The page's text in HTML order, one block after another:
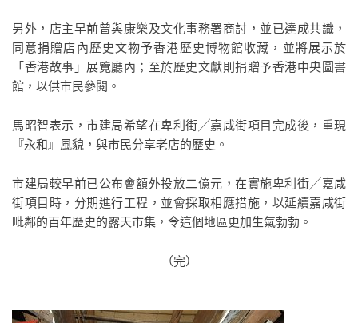
另外，店主早前曾與康樂及文化事務署商討，並已達成共識，
同意捐贈店內歷史文物予香港歷史博物館收藏，並將展示於
「香港故事」展覽廳內；至於歷史文獻則捐贈予香港中央圖書
館，以供市民參閱。
馬昭智表示，市建局希望在卑利街╱嘉咸街項目完成後，重現
『永和』風貌，與市民分享老店的歷史。
市建局較早前已公布會額外投放二億元，在實施卑利街╱嘉咸
街項目時，分期進行工程，並會採取相應措施，以延續嘉咸街
毗鄰的百年歷史的露天市集，令這個地區更加生氣勃勃。
（完）